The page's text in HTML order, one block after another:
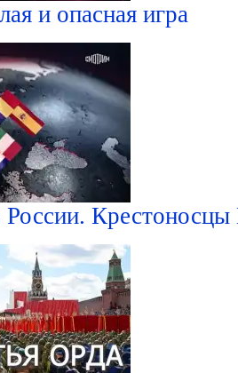
и опасная игра
Крестоносцы